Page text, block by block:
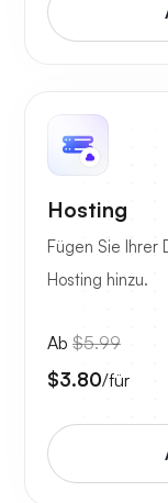
Hosting
Fügen Sie Ihrer
Hosting hinzu.
Ab $5.99
$3.80/für